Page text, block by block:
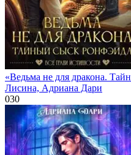
«Ведьма не для дракона.
Лисина, Адриана Дари
030